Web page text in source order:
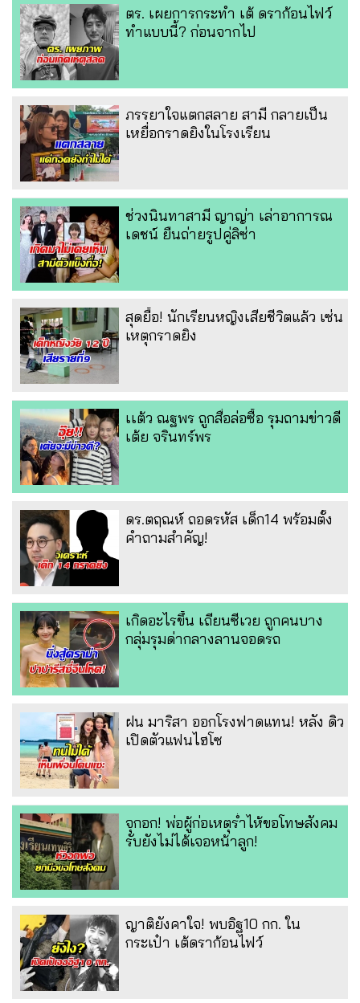
ตร. เผยการกระทำ เต้ ดราก้อนไฟว์
ทำแบบนี้? ก่อนจากไป
ภรรยาใจแตกสลาย สามี กลายเป็น
เหยื่อกราดยิงในโรงเรียน
ช่วงนินทาสามี ญาญ่า เล่าอาการณ
เดชน์ ยืนถ่ายรูปคู่ลิซ่า
สุดยื้อ! นักเรียนหญิงเสียชีวิตแล้ว เซ่น
เหตุกราดยิง
เเต้ว ณฐพร ถูกสื่อล่อซื้อ รุมถามข่าวดี
เต้ย จรินทร์พร
ดร.ตฤณห์ ถอดรหัส เด็ก14 พร้อมตั้ง
คำถามสำคัญ!
เกิดอะไรขึ้น เถียนซีเวย ถูกคนบาง
กลุ่มรุมด่ากลางลานจอดรถ
ฝน มาริสา ออกโรงฟาดแทน! หลัง ดิว
เปิดตัวแฟนไฮโซ
จุกอก! พ่อผู้ก่อเหตุร่ำไห้ขอโทษสังคม
รับยังไม่ได้เจอหน้าลูก!
ญาติยังคาใจ! พบอิฐ10 กก. ใน
กระเป๋า เต้ดราก้อนไฟว์